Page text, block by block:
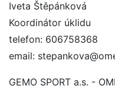
Iveta Štěpánková
Koordinátor úklidu
telefon: 606758368
email:
GEMO SPORT a.s. -